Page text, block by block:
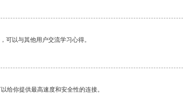
可以与其他用户交流学习心得。
给你提供最高速度和安全性的连接。